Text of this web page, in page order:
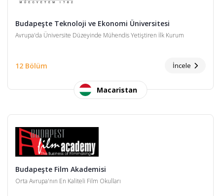
Budapeşte Teknoloji ve Ekonomi Üniversitesi
Avrupa'da Üniversite Düzeyinde Mühendis Yetiştiren İlk Kurum
12 Bölüm İncele
Macaristan
Budapeşte Film Akademisi
Orta Avrupa'nın En Kaliteli Film Okulları